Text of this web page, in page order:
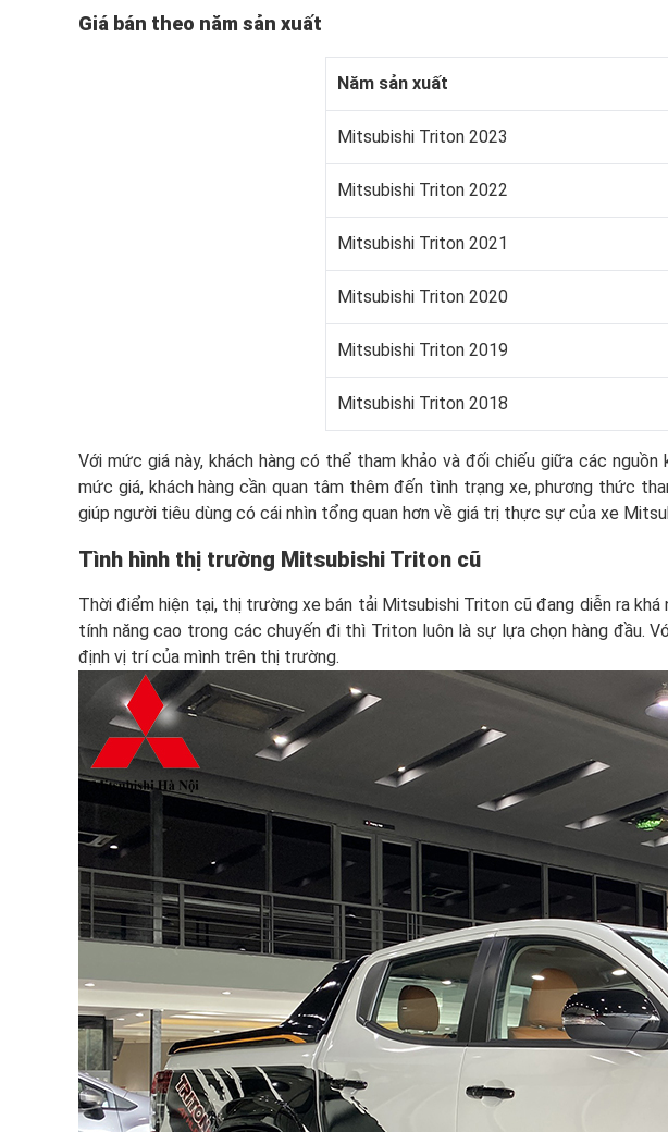
Giá bán theo năm sản xuất
Năm sản xuất
Mitsubishi Triton 2023
Mitsubishi Triton 2022
Mitsubishi Triton 2021
Mitsubishi Triton 2020
Mitsubishi Triton 2019
Mitsubishi Triton 2018
Với mức giá này, khách hàng có thể tham khảo và đối chiếu giữa các
mức giá, khách hàng cần quan tâm thêm đến tình trạng xe, phương thức
giúp người tiêu dùng có cái nhìn tổng quan hơn về giá trị thực sự của xe
Tình hình thị trường Mitsubishi Triton cũ
Thời điểm hiện tại, thị trường xe bán tải Mitsubishi Triton cũ đang diễn ra
tính năng cao trong các chuyến đi thì Triton luôn là sự lựa chọn hàng đầu.
định vị trí của mình trên thị trường.